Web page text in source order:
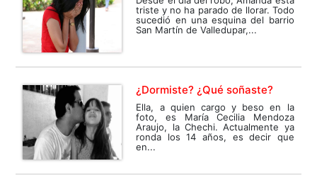
triste y no ha parado de llorar. Todo
sucedió en una esquina del barrio
San Martín de Valledupar,...
¿Dormiste? ¿Qué soñaste?
Ella, a quien cargo y beso en la
foto, es María Cecilia Mendoza
Araujo, la Chechi. Actualmente ya
ronda los 14 años, es decir que
en...